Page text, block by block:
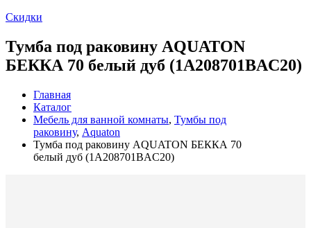
Скидки
Тумба под раковину AQUATON
БЕККА 70 белый дуб (1A208701BAC20)
Главная
Каталог
Мебель для ванной комнаты, Тумбы под
раковину, Aquaton
Тумба под раковину AQUATON БЕККА 70
белый дуб (1A208701BAC20)